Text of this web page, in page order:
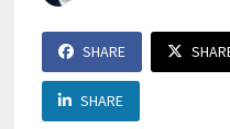
SHARE
SHARE